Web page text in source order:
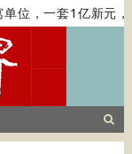
位，一套1亿新元，